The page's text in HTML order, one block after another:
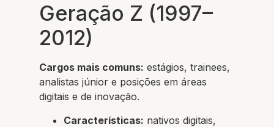
Geração Z (1997–
2012)
Cargos mais comuns: estágios, trainees,
analistas júnior e posições em áreas
digitais e de inovação.
Características: nativos digitais,